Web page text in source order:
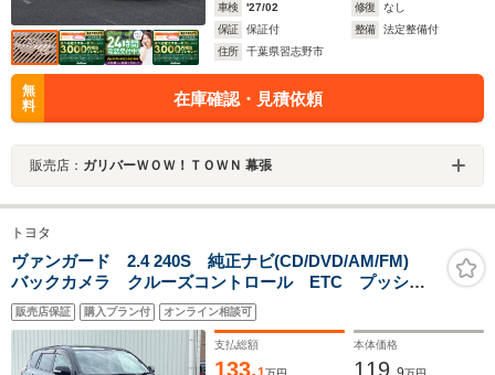
車検
'27/02 修復
なし
保証
保証付 整備
法定整備付
住所
千葉県習志野市
無
料
在庫確認・見積依頼
販売店： ガリバーＷＯＷ！ＴＯＷＮ 幕張
トヨタ
ヴァンガード 2.4 240S 純正ナビ(CD/DVD/AM/FM)
バックカメラ クルーズコントロール ETC プッシュ
スタート ドアバイザー
販売店保証 購入プラン付 オンライン相談可
支払総額
133.
本体価格
119.